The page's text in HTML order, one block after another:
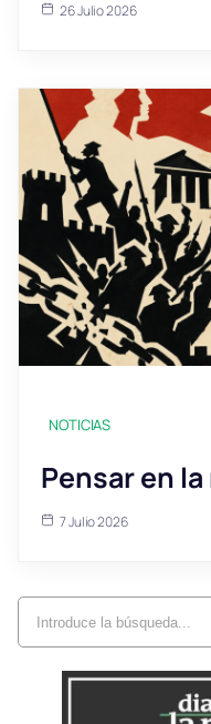
26 Julio 2026
NOTICIAS
Pensar en
7 Julio 2026